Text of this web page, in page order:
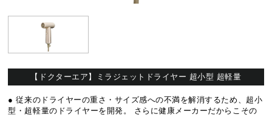
【ドクターエア】ミラジェットドライヤー 超小型 超軽量
● 従来のドライヤーの重さ・サイズ感への不満を解消するため、超小
型・超軽量のドライヤーを開発。 さらに健康メーカーだからこその